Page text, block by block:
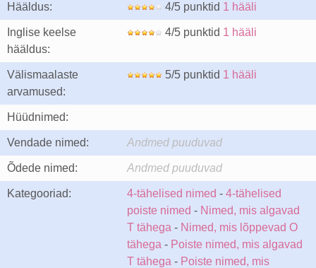
Hääldus: 4/5 punktid 1 hääli
Inglise keelse
hääldus:
4/5 punktid 1 hääli
Välismaalaste
arvamused:
5/5 punktid 1 hääli
Hüüdnimed:
Vendade nimed: Andmed puuduvad
Õdede nimed: Andmed puuduvad
Kategooriad: 4-tähelised nimed - 4-tähelised
poiste nimed - Nimed, mis algavad
T tähega - Nimed, mis lõppevad O
tähega - Poiste nimed, mis algavad
T tähega - Poiste nimed, mis